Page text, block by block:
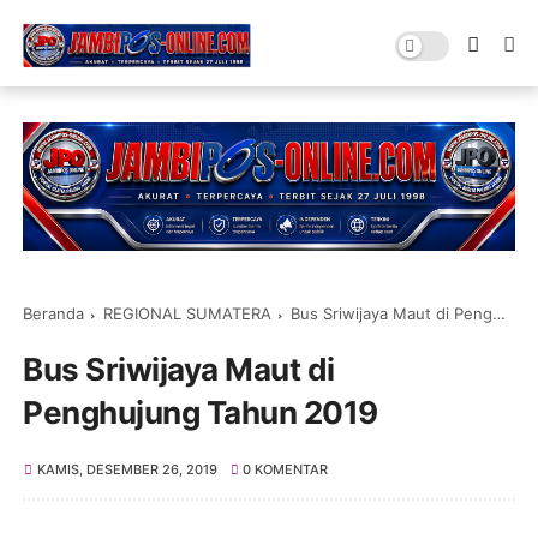
Beranda REGIONAL SUMATERA Bus Sriwijaya Maut di Penghujung Tahun 2019
Bus Sriwijaya Maut di
Penghujung Tahun 2019
KAMIS, DESEMBER 26, 2019 0 KOMENTAR